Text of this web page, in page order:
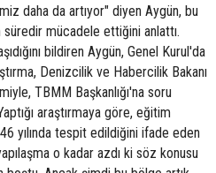
daha da artıyor" diyen Aygün, bu
süredir mücadele ettiğini anlattı.
bildiren Aygün, Genel Kurul'da
Denizcilik ve Habercilik Bakanı
TBMM Başkanlığı'na soru
araştırmaya göre, eğitim
yılında tespit edildiğini ifade eden
o kadar azdı ki söz konusu